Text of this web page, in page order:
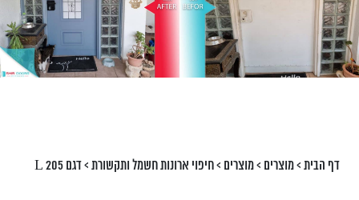
דף הבית>מוצרים >מוצרים >חיפוי ארונות חשמל ותקשורת>דגם L 205